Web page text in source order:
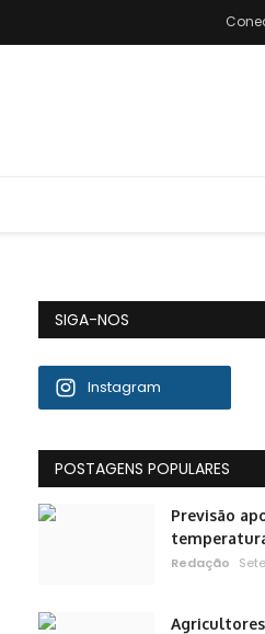
SIGA-NOS
Instagram
POSTAGENS POPULARES
Previsão
Redação